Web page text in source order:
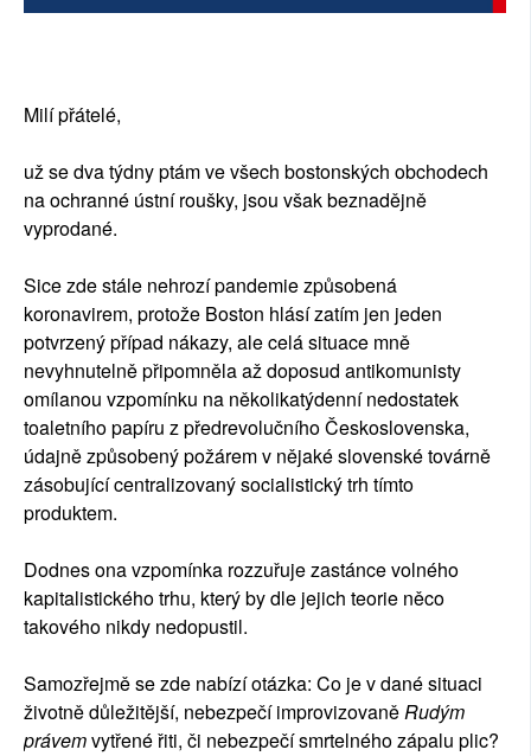
Milí přátelé,
už se dva týdny ptám ve všech bostonských obchodech
na ochranné ústní roušky, jsou však beznadějně
vyprodané.
Sice zde stále nehrozí pandemie způsobená
koronavirem, protože Boston hlásí zatím jen jeden
potvrzený případ nákazy, ale celá situace mně
nevyhnutelně připomněla až doposud antikomunisty
omílanou vzpomínku na několikatýdenní nedostatek
toaletního papíru z předrevolučního Československa,
údajně způsobený požárem v nějaké slovenské továrně
zásobující centralizovaný socialistický trh tímto
produktem.
Dodnes ona vzpomínka rozzuřuje zastánce volného
kapitalistického trhu, který by dle jejich teorie něco
takového nikdy nedopustil.
Samozřejmě se zde nabízí otázka: Co je v dané situaci
životně důležitější, nebezpečí improvizovaněRudým
právemvytřené řiti, či nebezpečí smrtelného zápalu plic?